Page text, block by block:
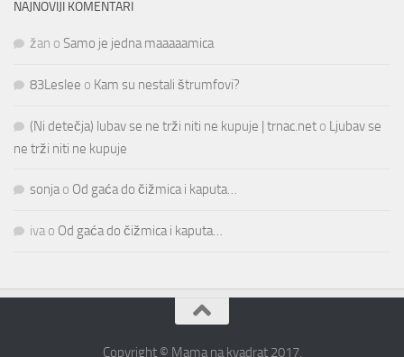
NAJNOVIJI KOMENTARI
žan o Samo je jedna maaaaamica
83Leslee o Kam su nestali štrumfovi?
(Ni detečja) lubav se ne trži niti ne kupuje | trnac.net o Ljubav se
ne trži niti ne kupuje
sonjao Od gaća do čižmica i kaputa…
iva o Od gaća do čižmica i kaputa…
Copyright © Mama na kvadrat 2017.